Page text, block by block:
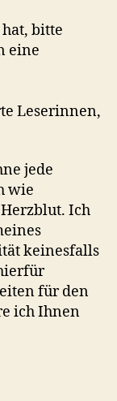
bitte
eine
Leserinnen,
jede
wie
Ich
keinesfalls
für den
ich Ihnen